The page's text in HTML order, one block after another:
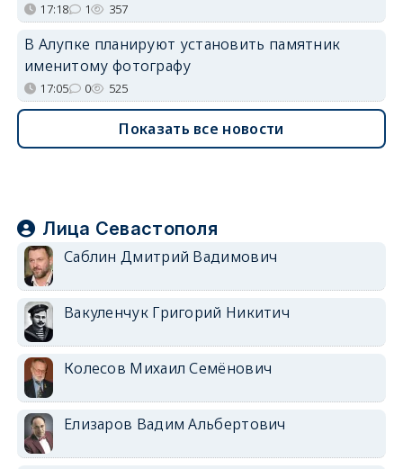
17:18 1 357
В Алупке планируют установить памятник
именитому фотографу
17:05 0 525
Показать все новости
Лица Севастополя
Саблин Дмитрий Вадимович
Вакуленчук Григорий Никитич
Колесов Михаил Семёнович
Елизаров Вадим Альбертович